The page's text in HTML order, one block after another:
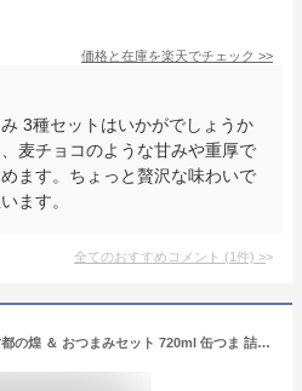
価格と在庫を楽天でチェック >>
3種セットはいかがでしょうか
麦チョコのような甘みや重厚で
ます。ちょっと贅沢な味わいで
ます。
全てのおすすめコメント (1件) >
【送料無料】 紫芋焼酎 古都の煌 ＆ おつまみセット 720ml 缶つま 詰め合わせ 晩酌セット 父の日 誕生日 プレゼント 京都の焼酎